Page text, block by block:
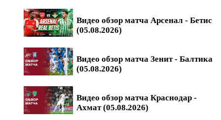
Видео обзор матча Арсенал - Бетис
(05.08.2026)
Видео обзор матча Зенит - Балтика
(05.08.2026)
Видео обзор матча Краснодар -
Ахмат (05.08.2026)